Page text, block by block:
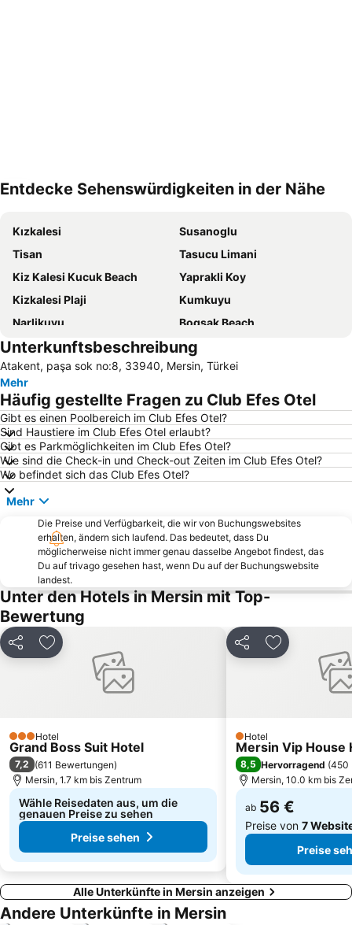
Entdecke Sehenswürdigkeiten in der Nähe
Kızkalesi
Susanoglu
Tisan
Tasucu Limani
Kiz Kalesi Kucuk Beach
Yaprakli Koy
Kizkalesi Plaji
Kumkuyu
Narlikuyu
Bogsak Beach
Yesilovacik
Yemiskumu
Unterkunftsbeschreibung
Atakent, paşa sok no:8, 33940, Mersin, Türkei
Mehr
Häufig gestellte Fragen zu Club Efes Otel
Gibt es einen Poolbereich im Club Efes Otel?
Sind Haustiere im Club Efes Otel erlaubt?
Gibt es Parkmöglichkeiten im Club Efes Otel?
Wie sind die Check-in und Check-out Zeiten im Club Efes Otel?
Wo befindet sich das Club Efes Otel?
Mehr
Die Preise und Verfügbarkeit, die wir von Buchungswebsites
erhalten, ändern sich laufend. Das bedeutet, dass Du
möglicherweise nicht immer genau dasselbe Angebot findest, das
Du auf trivago gesehen hast, wenn Du auf der Buchungswebsite
landest.
Unter den Hotels in Mersin mit Top-
Bewertung
Teilen Zu Favoriten hinzufügen
3 Sterne
Hotel
Grand Boss Suit Hotel
7,2 (611 Bewertungen)
Mersin, 1.7 km bis Zentrum
Wähle Reisedaten aus, um die
genauen Preise zu sehen
Preise sehen
Teilen Zu Favoriten
1 Sterne
Hotel
Mersin Vip House
8,5 Hervorragend (450
Mersin, 10.0 km bis
ab 56 €
Preise von 7
Preise
Alle Unterkünfte in Mersin anzeigen
Andere Unterkünfte in Mersin